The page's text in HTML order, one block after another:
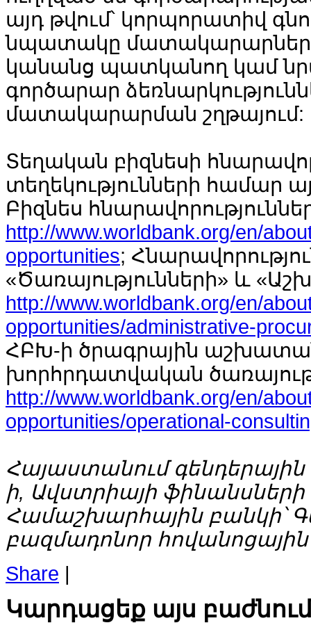
այդ թվում՝ կորպորատիվ
նպատակը
կանանց պատկանող կամ
գործարար
մատակարարման շղթայում:
Տեղական բիզնեսի
տեղեկությունների համար
Բիզնես
http://www.worldbank.org/en/
opportunities;
«Ծառայությունների» և
http://www.worldbank.org/en/
opportunities/administrative-
ՀԲԽ-ի ծրագրային
խորհրդատվական
http://www.worldbank.org/en/
opportunities/operational-
Հայաստանում գենդերային
ի, Ավստրիայի
Համաշխարհային բանկի՝
բազմադոնոր
Share |
Կարդացեք այս